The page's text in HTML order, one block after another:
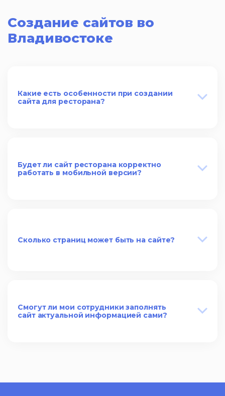
Создание сайтов во
Владивостоке
Какие есть особенности при создании
сайта для ресторана?
Будет ли сайт ресторана корректно
работать в мобильной версии?
Сколько страниц может быть на сайте?
Смогут ли мои сотрудники заполнять
сайт актуальной информацией сами?